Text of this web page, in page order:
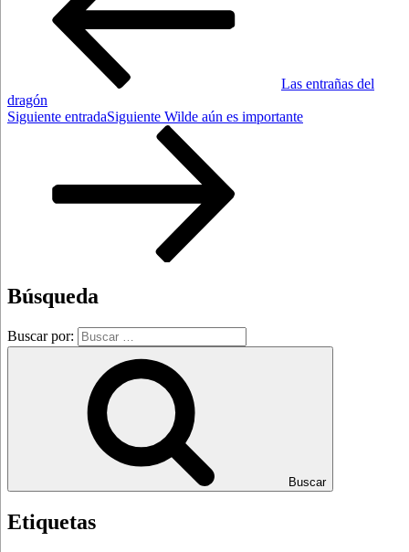
Las entrañas del
dragón
Siguiente entradaSiguiente Wilde aún es importante
Búsqueda
Buscar por:
Buscar
Etiquetas